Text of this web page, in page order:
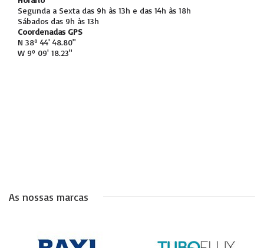
Segunda a Sexta das 9h às 13h e das 14h às 18h
Sábados das 9h às 13h
Coordenadas GPS
N 38º 44' 48.80"
W 9º 09' 18.23"
As nossas marcas